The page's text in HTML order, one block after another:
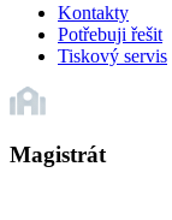
Kontakty
Potřebuji řešit
Tiskový servis
Magistrát